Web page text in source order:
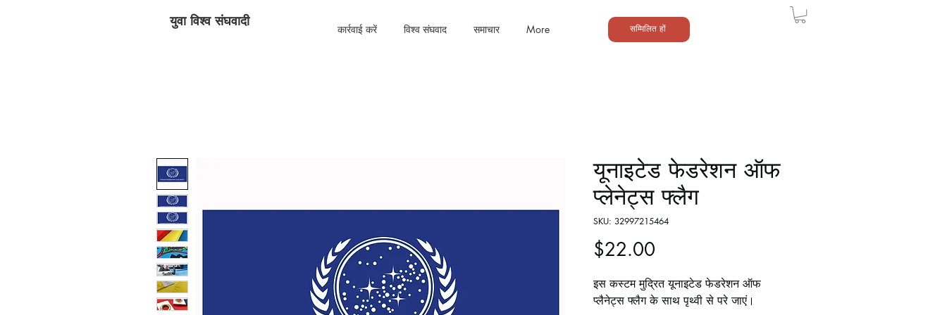
युवा विश्व संघवादी
कार्रवाई करें विश्व संघवाद समाचार More सम्मिलित हों
यूनाइटेड फेडरेशन ऑफ
प्लेनेट्स फ्लैग
SKU: 32997215464
$22.00
इस कस्टम मुद्रित यूनाइटेड फेडरेशन ऑफ
प्लैनेट्स फ्लैग के साथ पृथ्वी से परे जाएं।